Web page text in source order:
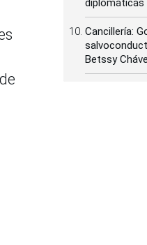
diplomáticas
Cancillería:
Betssy